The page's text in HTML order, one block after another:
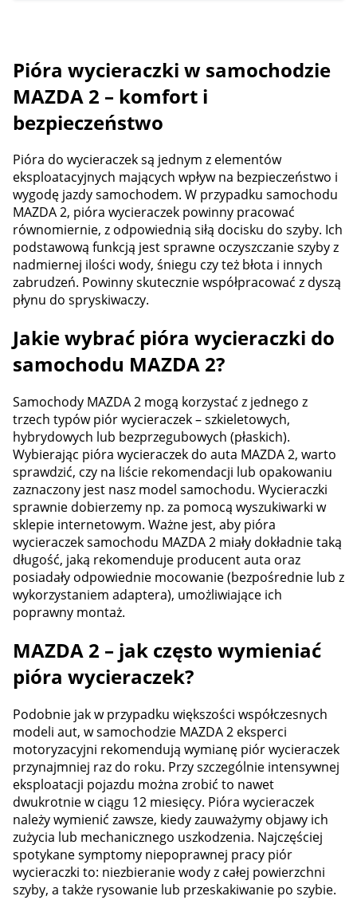
Pióra wycieraczki w samochodzie
MAZDA 2 – komfort i
bezpieczeństwo
Pióra do wycieraczek są jednym z elementów
eksploatacyjnych mających wpływ na bezpieczeństwo i
wygodę jazdy samochodem. W przypadku samochodu
MAZDA 2, pióra wycieraczek powinny pracować
równomiernie, z odpowiednią siłą docisku do szyby. Ich
podstawową funkcją jest sprawne oczyszczanie szyby z
nadmiernej ilości wody, śniegu czy też błota i innych
zabrudzeń. Powinny skutecznie współpracować z dyszą
płynu do spryskiwaczy.
Jakie wybrać pióra wycieraczki do
samochodu MAZDA 2?
Samochody MAZDA 2 mogą korzystać z jednego z
trzech typów piór wycieraczek – szkieletowych,
hybrydowych lub bezprzegubowych (płaskich).
Wybierając pióra wycieraczek do auta MAZDA 2, warto
sprawdzić, czy na liście rekomendacji lub opakowaniu
zaznaczony jest nasz model samochodu. Wycieraczki
sprawnie dobierzemy np. za pomocą wyszukiwarki w
sklepie internetowym. Ważne jest, aby pióra
wycieraczek samochodu MAZDA 2 miały dokładnie taką
długość, jaką rekomenduje producent auta oraz
posiadały odpowiednie mocowanie (bezpośrednie lub z
wykorzystaniem adaptera), umożliwiające ich
poprawny montaż.
MAZDA 2 – jak często wymieniać
pióra wycieraczek?
Podobnie jak w przypadku większości współczesnych
modeli aut, w samochodzie MAZDA 2 eksperci
motoryzacyjni rekomendują wymianę piór wycieraczek
przynajmniej raz do roku. Przy szczególnie intensywnej
eksploatacji pojazdu można zrobić to nawet
dwukrotnie w ciągu 12 miesięcy. Pióra wycieraczek
należy wymienić zawsze, kiedy zauważymy objawy ich
zużycia lub mechanicznego uszkodzenia. Najczęściej
spotykane symptomy niepoprawnej pracy piór
wycieraczki to: niezbieranie wody z całej powierzchni
szyby, a także rysowanie lub przeskakiwanie po szybie.